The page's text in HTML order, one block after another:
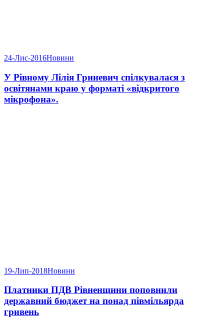
24-Лис-2016Новини
У Рівному Лілія Гриневич спілкувалася з
освітянами краю у форматі «відкритого
мікрофона».
19-Лип-2018Новини
Платники ПДВ Рівненщини поповнили
державний бюджет на понад півмільярда
гривень